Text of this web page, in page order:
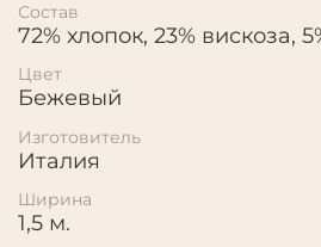
Состав
72% хлопок, 23% вискоза,
Цвет
Бежевый
Изготовитель
Италия
Ширина
1,5 м.